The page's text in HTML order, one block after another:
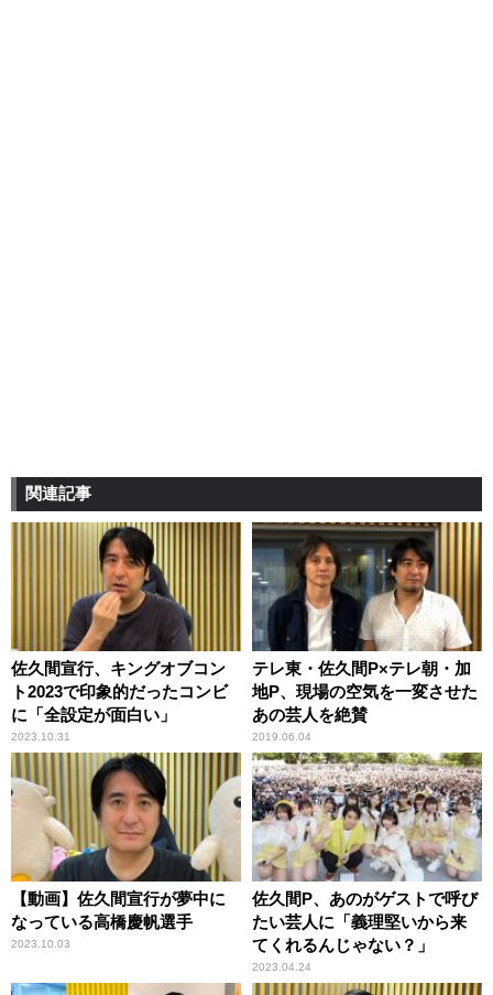
関連記事
佐久間宣行、キングオブコン
ト2023で印象的だったコンビ
に「全設定が面白い」
2023.10.31
テレ東・佐久間P×テレ朝・加
地P、現場の空気を一変させた
あの芸人を絶賛
2019.06.04
【動画】佐久間宣行が夢中に
なっている高橋慶帆選手
2023.10.03
佐久間P、あのがゲストで呼び
たい芸人に「義理堅いから来
てくれるんじゃない？」
2023.04.24